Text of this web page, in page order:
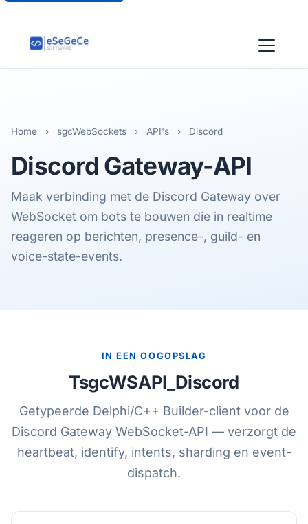
Home › sgcWebSockets › API's › Discord
Discord Gateway-API
Maak verbinding met de Discord Gateway over
WebSocket om bots te bouwen die in realtime
reageren op berichten, presence-, guild- en
voice-state-events.
IN EEN OOGOPSLAG
TsgcWSAPI_Discord
Getypeerde Delphi/C++ Builder-client voor de
Discord Gateway WebSocket-API — verzorgt de
heartbeat, identify, intents, sharding en event-
dispatch.